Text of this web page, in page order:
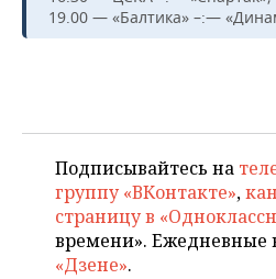
19.00 — «Балтика» –:—
Подписывайтесь на
группу «ВКонтакте»,
страницу в
времени». Ежедневные
«Дзене».